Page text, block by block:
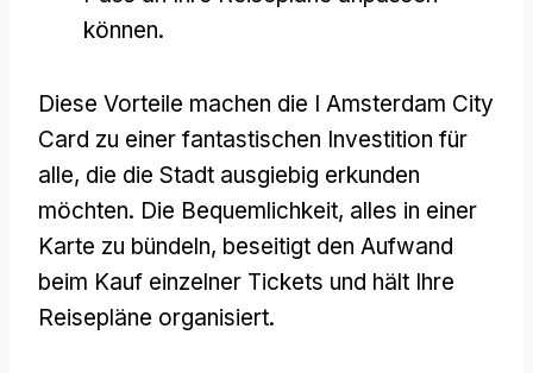
können.
Diese Vorteile machen die I Amsterdam City
Card zu einer fantastischen Investition für
alle, die die Stadt ausgiebig erkunden
möchten. Die Bequemlichkeit, alles in einer
Karte zu bündeln, beseitigt den Aufwand
beim Kauf einzelner Tickets und hält Ihre
Reisepläne organisiert.